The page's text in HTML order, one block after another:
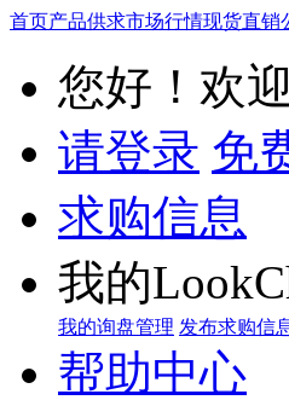
首页产品供求市场行情现货直销
您好！欢
请登录 免
求购信息
我的
我的询盘管理 发布求购信
帮助中心